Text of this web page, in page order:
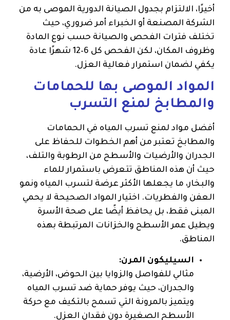
أخيرًا، الالتزام بجدول الصيانة الدورية الموصى به من
الشركة المصنعة أو الخبراء أمر ضروري، حيث
تختلف فترات الفحص والصيانة حسب نوع المادة
وظروف المكان، لكن الفحص كل 6–12 شهرًا عادة
يكفي لضمان استمرار فعالية العزل.
المواد الموصى بها للحمامات
والمطابخ لمنع التسرب
أفضل مواد لمنع تسرب المياه في الحمامات
والمطابخ تعتبر من أهم الخطوات للحفاظ على
الجدران والأرضيات والأسطح من الرطوبة والتلف،
حيث أن هذه المناطق تتعرض باستمرار للماء
والبخار، ما يجعلها الأكثر عرضة لتسرب المياه ونمو
العفن والفطريات. اختيار المواد الصحيحة لا يحمي
المبنى فقط، بل يحافظ أيضًا على صحة الأسرة
ويطيل عمر الأسطح والخزانات المرتبطة بهذه
المناطق.
السيليكون المرن:
مثالي للفواصل والزوايا بين الحوض، الأرضية،
والجدران، حيث يوفر حماية ضد تسرب المياه
ويتميز بالمرونة التي تسمح بالتكيف مع حركة
الأسطح الصغيرة دون فقدان العزل.